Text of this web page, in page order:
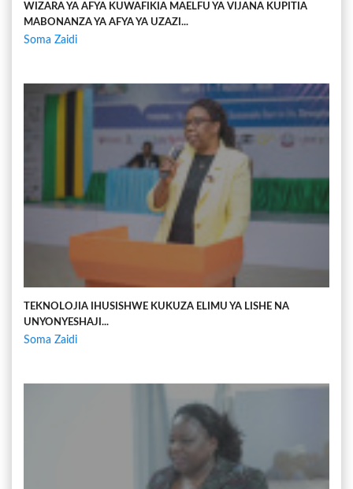
WIZARA YA AFYA KUWAFIKIA MAELFU YA VIJANA KUPITIA
MABONANZA YA AFYA YA UZAZI...
Soma Zaidi
TEKNOLOJIA IHUSISHWE KUKUZA ELIMU YA LISHE NA
UNYONYESHAJI...
Soma Zaidi